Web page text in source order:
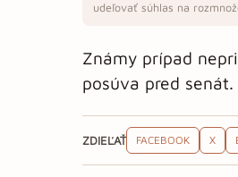
udeľovať súhlas na
Známy prípad
posúva pred senát.
ZDIEĽAŤ FACEBOOK X